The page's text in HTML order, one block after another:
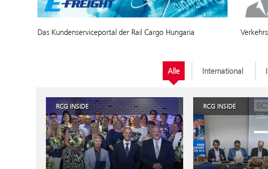
Das Kundenserviceportal der Rail Cargo Hungaria
Alle International
RCG INSIDE RCG INSIDE